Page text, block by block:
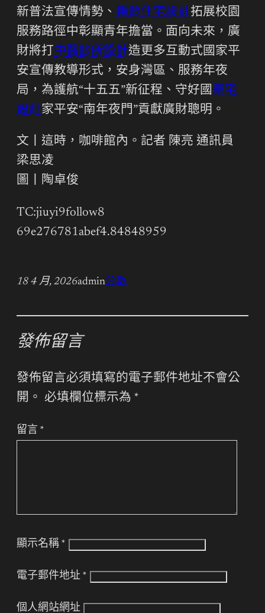
新普法宣傳情勢、 樂齡住宅設計拓展校園
服務路徑中彰顯青年擔當。面向未來，廣
財將打 中醫診所設計造更多互動式國家平
安宣傳教導形式，安身灣區、服務年夜
局，為護航“十五五”新征程、守好國豪宅
設計家平安“南年夜門”貢獻廣財聰明。
文丨這時，咖啡館內。記者 陳亮 通訊員
梁思凌
圖丨陶卓俊
TC:jiuyi9follow8
69e276781abef4.84848959
18 4 月, 2026admin分數
發佈留言
發佈留言必須填寫的電子郵件地址不會公
開。 必填欄位標示為 *
留言 *
顯示名稱 *
電子郵件地址 *
個人網站網址